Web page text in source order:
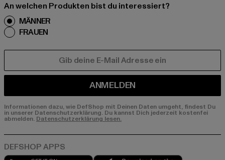
An welchen Produkten bist du interessiert?
MÄNNER
FRAUEN
ANMELDEN
Informationen dazu, wie DefShop mit Deinen Daten umgeht, findest Du
in unserer Datenschutzerklärung. Du kannst Dich jederzeit kostenfei
abmelden. Datenschutzerklärung lesen.